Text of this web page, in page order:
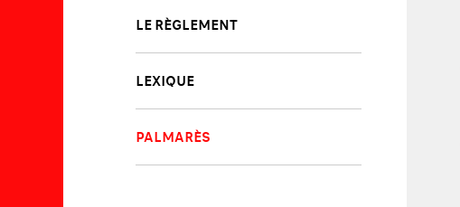
LE RÈGLEMENT
LEXIQUE
PALMARÈS